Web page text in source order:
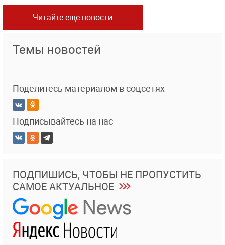
Читайте еще новости
Темы новостей
Поделитесь материалом в соцсетях
Подписывайтесь на нас
ПОДПИШИСЬ, ЧТОБЫ НЕ ПРОПУСТИТЬ
САМОЕ АКТУАЛЬНОЕ